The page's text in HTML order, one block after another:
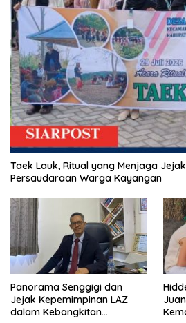
Taek Lauk, Ritual yang Menjaga
Persaudaraan Warga Kayangan
Panorama Senggigi dan
Jejak Kepemimpinan LAZ
dalam Kebangkitan